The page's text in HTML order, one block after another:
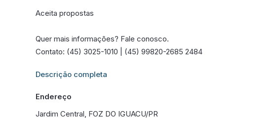
Aceita propostas
Quer mais informações? Fale conosco.
Contato: (45) 3025-1010 | (45) 99820-2685 2484
Informações adicionais sobre este imóvel estarão disponíveis em breve.
Descrição completa
Endereço
Jardim Central, FOZ DO IGUACU/PR